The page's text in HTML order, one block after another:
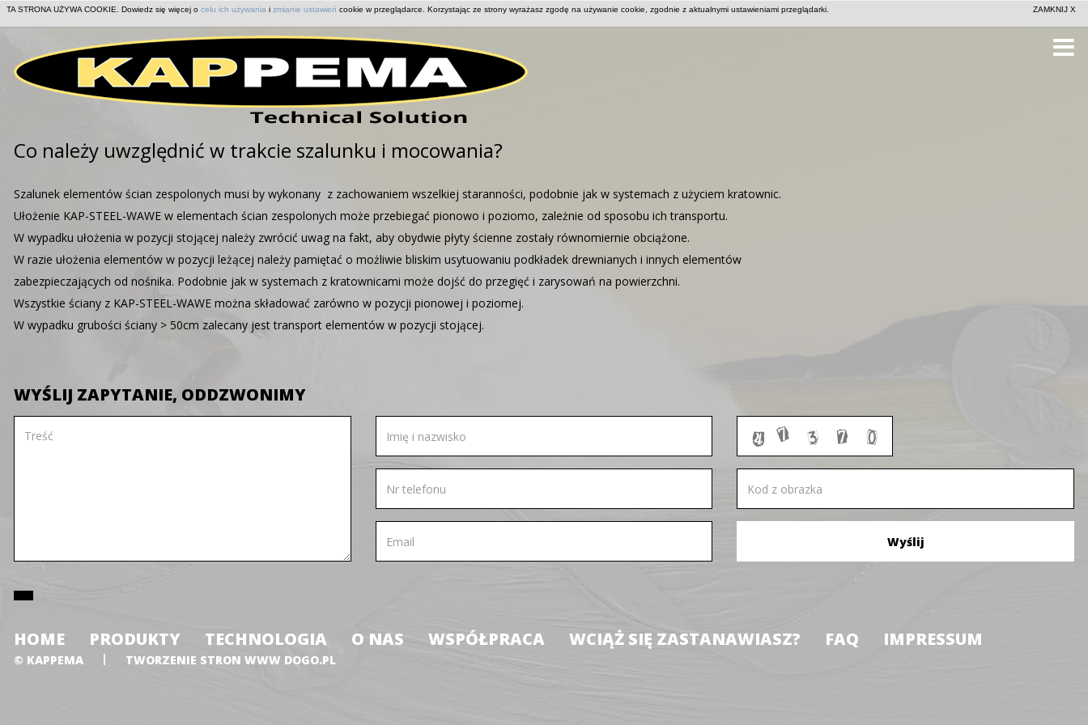
HOME PRODUKTY TECHNOLOGIA O NAS WSPÓŁPRACA
Co należy uwzględnić w trakcie szalunku i mocowania?
Szalunek elementów ścian zespolonych musi by wykonany z zachowaniem wszelkiej staranności, podobnie jak w systemach z użyciem kratownic.
Ułożenie KAP-STEEL-WAWE w elementach ścian zespolonych może przebiegać pionowo i poziomo, zależnie od sposobu ich transportu.
W wypadku ułożenia w pozycji stojącej należy zwrócić uwag na fakt, aby obydwie płyty ścienne zostały równomiernie obciążone.
W razie ułożenia elementów w pozycji leżącej należy pamiętać o możliwie bliskim usytuowaniu podkładek drewnianych i innych elementów
zabezpieczających od nośnika. Podobnie jak w systemach z kratownicami może dojść do przegięć i zarysowań na powierzchni.
Wszystkie ściany z KAP-STEEL-WAWE można składować zarówno w pozycji pionowej i poziomej.
W wypadku grubości ściany > 50cm zalecany jest transport elementów w pozycji stojącej.
WYŚLIJ ZAPYTANIE, ODDZWONIMY
HOME PRODUKTY TECHNOLOGIA O NAS WSPÓŁPRACA WCIĄŻ SIĘ ZASTANAWIASZ? FAQ IMPRESSUM
© KAPPEMA TWORZENIE STRON WWW DOGO.PL
TA STRONA UŻYWA COOKIE. Dowiedz się więcej o celu ich używania i zmianie ustawień cookie w przeglądarce. Korzystając ze strony wyrażasz zgodę na używanie cookie, zgodnie z aktualnymi ustawieniami przeglądarki. ZAMKNIJ X